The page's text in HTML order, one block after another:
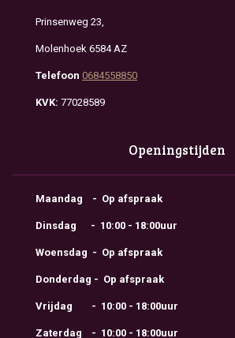
Prinsenweg 23,
Molenhoek 6584 AZ
Telefoon 0684558850
KVK: 77028589
Openingstijden
Maandag - Op afspraak
Dinsdag - 10:00 - 18:00uur
Woensdag - Op afspraak
Donderdag - Op afspraak
Vrijdag - 10:00 - 18:00uur
Zaterdag - 10:00 - 18:00uur